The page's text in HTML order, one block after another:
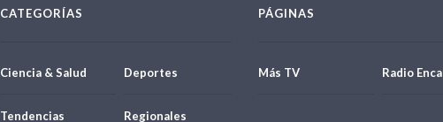
CATEGORÍAS
Ciencia & Salud Deportes
Tendencias Regionales
PÁGINAS
Más TV Radio